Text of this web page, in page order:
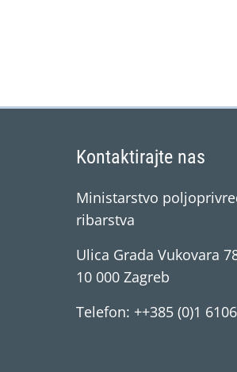
Kontaktirajte nas
Ministarstvo
ribarstva
Ulica Grada Vukovara
10 000 Zagreb
Telefon: ++385 (0)1